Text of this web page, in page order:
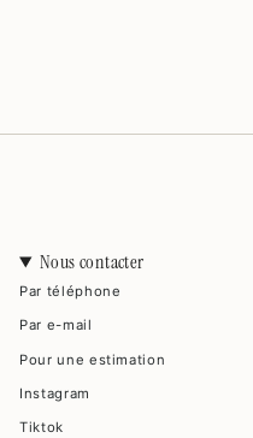
Nous contacter
Par téléphone
Par e-mail
Pour une estimation
Instagram
Tiktok